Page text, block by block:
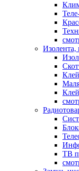
Изолента,
ТВ